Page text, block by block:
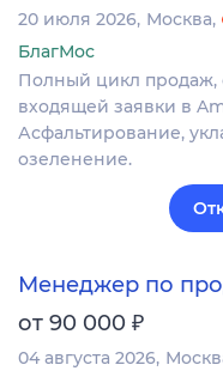
20 июля 2026 Москва
БлагМос
Полный цикл продаж,
входящей заявки в
Асфальтирование,
озеленение.
Менеджер по
от 90 000 ₽
04 августа 2026